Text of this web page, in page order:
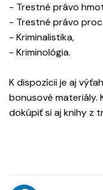
- Trestné právo
- Trestné právo
- Kriminalistika,
- Kriminológia.
K dispozícii je aj
bonusové materiály.
dokúpiť si aj knihy z